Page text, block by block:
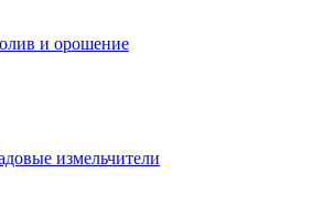
и орошение
измельчители